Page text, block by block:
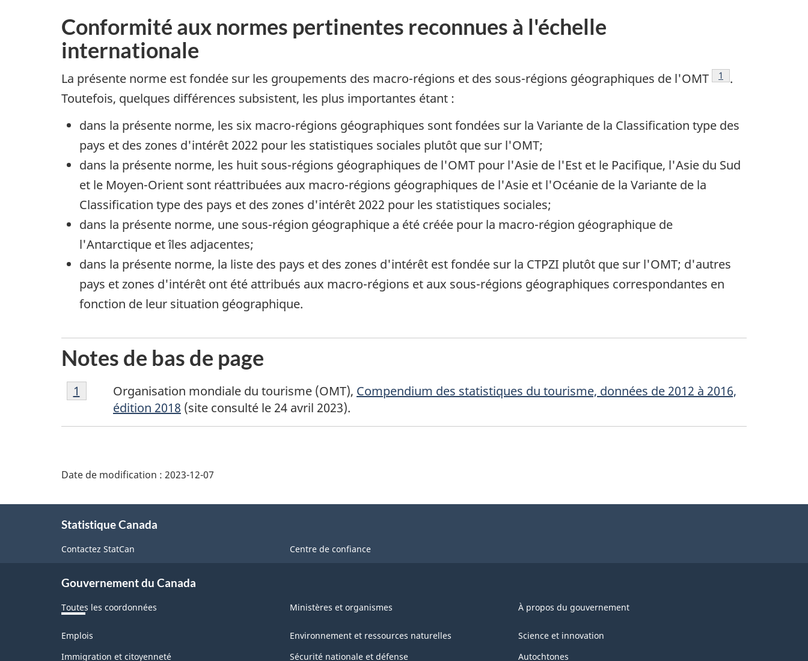
Conformité aux normes pertinentes reconnues à l'échelle
internationale
La présente norme est fondée sur les groupements des macro-régions et des sous-régions géographiques de l'OMT Note de bas de page
1
.
Toutefois, quelques différences subsistent, les plus importantes étant :
dans la présente norme, les six macro-régions géographiques sont fondées sur la Variante de la Classification type des
pays et des zones d'intérêt 2022 pour les statistiques sociales plutôt que sur l'OMT;
dans la présente norme, les huit sous-régions géographiques de l'OMT pour l'Asie de l'Est et le Pacifique, l'Asie du Sud
et le Moyen-Orient sont réattribuées aux macro-régions géographiques de l'Asie et l'Océanie de la Variante de la
Classification type des pays et des zones d'intérêt 2022 pour les statistiques sociales;
dans la présente norme, une sous-région géographique a été créée pour la macro-région géographique de
l'Antarctique et îles adjacentes;
dans la présente norme, la liste des pays et des zones d'intérêt est fondée sur la CTPZI plutôt que sur l'OMT; d'autres
pays et zones d'intérêt ont été attribués aux macro-régions et aux sous-régions géographiques correspondantes en
fonction de leur situation géographique.
Notes de bas de page
Note
de
1
Organisation mondiale du tourisme (OMT), Compendium des statistiques du tourisme, données de 2012 à 2016,
édition 2018 (site consulté le 24 avril 2023).
Retour à la référence de la note de bas de page
1
Date de modification : 2023-12-07
Statistique Canada
Contactez StatCan Centre de confiance
Gouvernement du Canada
Toutes les coordonnées Ministères et organismes À propos du gouvernement
Thèmes
sujets
Emplois
Immigration et citoyenneté
Environnement et ressources naturelles
Sécurité nationale et défense
Science et innovation
Autochtones